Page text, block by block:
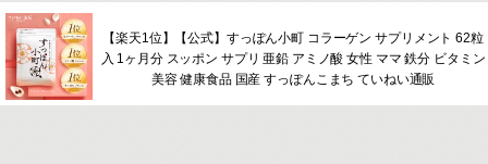
【楽天1位】【公式】すっぽん小町 コラーゲン サプリメント 62粒
入 1ヶ月分 スッポン サプリ 亜鉛 アミノ酸 女性 ママ 鉄分 ビタミン
美容 健康食品 国産 すっぽんこまち ていねい通販